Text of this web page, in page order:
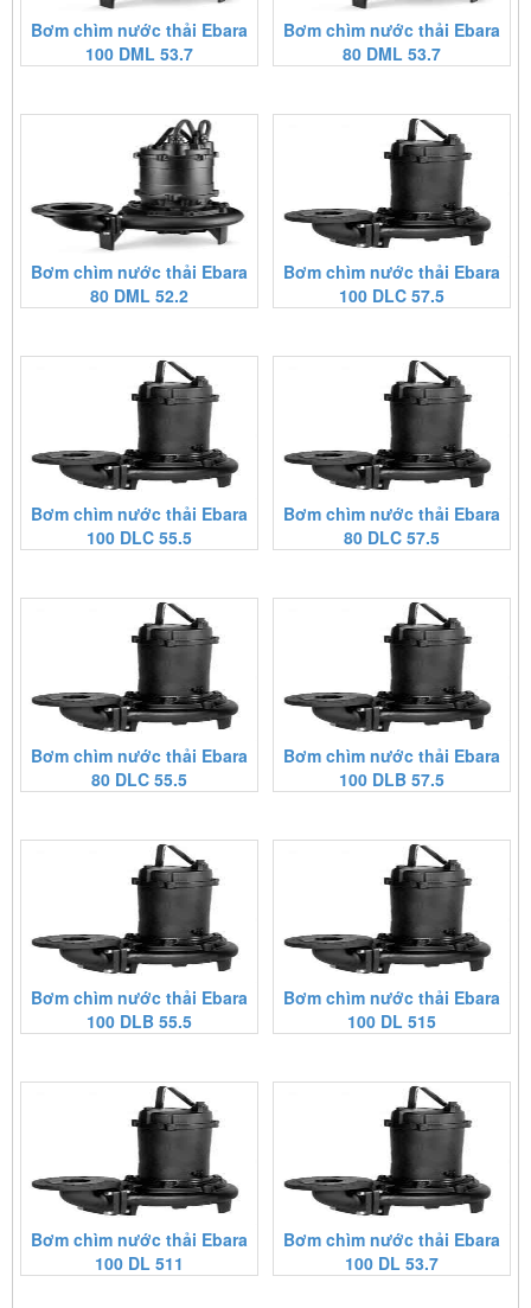
Bơm chìm nước thải Ebara
100 DML 53.7
Bơm chìm nước thải Ebara
80 DML 53.7
Bơm chìm nước thải Ebara
80 DML 52.2
Bơm chìm nước thải Ebara
100 DLC 57.5
Bơm chìm nước thải Ebara
100 DLC 55.5
Bơm chìm nước thải Ebara
80 DLC 57.5
Bơm chìm nước thải Ebara
80 DLC 55.5
Bơm chìm nước thải Ebara
100 DLB 57.5
Bơm chìm nước thải Ebara
100 DLB 55.5
Bơm chìm nước thải Ebara
100 DL 515
Bơm chìm nước thải Ebara
100 DL 511
Bơm chìm nước thải Ebara
100 DL 53.7